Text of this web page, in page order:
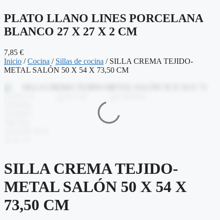
PLATO LLANO LINES PORCELANA
BLANCO 27 X 27 X 2 CM
7,85 €
Inicio /Cocina / Sillas de cocina / SILLA CREMA TEJIDO-
METAL SALÓN 50 X 54 X 73,50 CM
SILLA CREMA TEJIDO-
METAL SALÓN 50 X 54 X
73,50 CM